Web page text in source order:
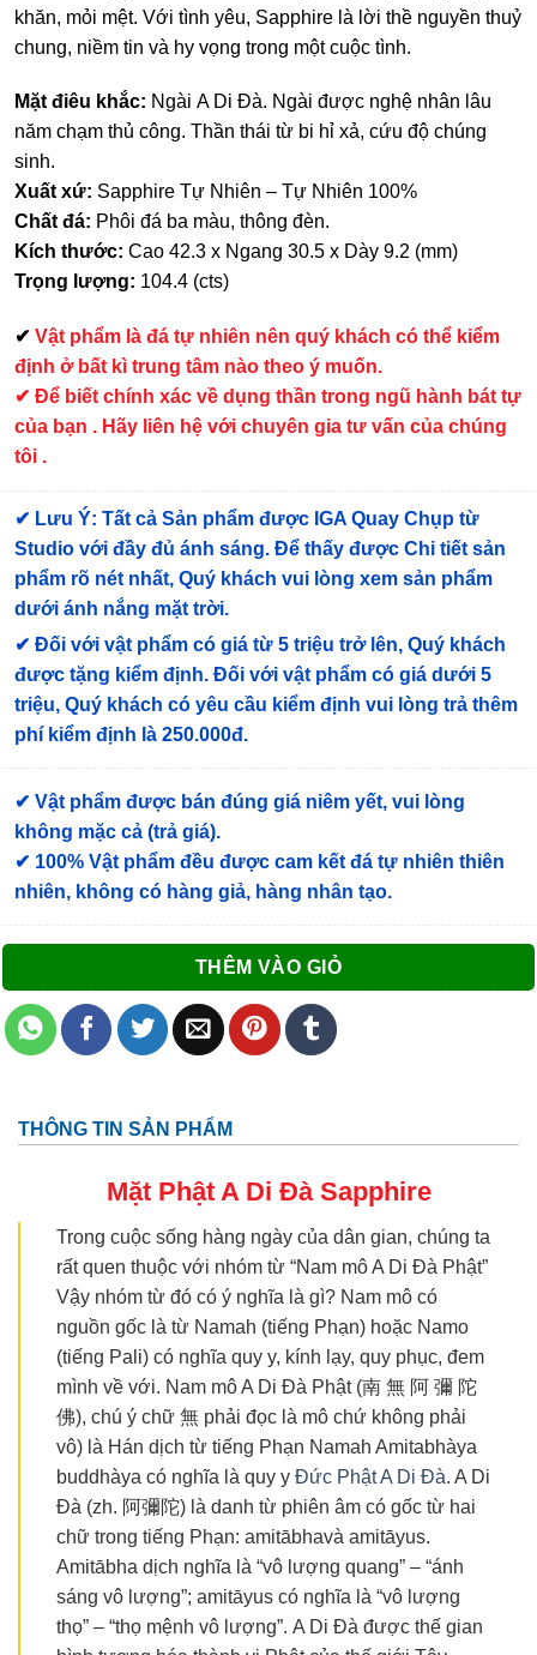
khăn, mỏi mệt. Với tình yêu, Sapphire là lời thề nguyền thuỷ
chung, niềm tin và hy vọng trong một cuộc tình.
Mặt điêu khắc: Ngài A Di Đà. Ngài được nghệ nhân lâu
năm chạm thủ công. Thần thái từ bi hỉ xả, cứu độ chúng
sinh.
Xuất xứ: Sapphire Tự Nhiên – Tự Nhiên 100%
Chất đá: Phôi đá ba màu, thông đèn.
Kích thước: Cao 42.3 x Ngang 30.5 x Dày 9.2 (mm)
Trọng lượng: 104.4 (cts)
✔ Vật phẩm là đá tự nhiên nên quý khách có thể kiểm
định ở bất kì trung tâm nào theo ý muốn.
✔ Để biết chính xác về dụng thần trong ngũ hành bát tự
của bạn . Hãy liên hệ với chuyên gia tư vấn của chúng
tôi .
✔ Lưu Ý: Tất cả Sản phẩm được IGA Quay Chụp từ
Studio với đầy đủ ánh sáng. Để thấy được Chi tiết sản
phẩm rõ nét nhất, Quý khách vui lòng xem sản phẩm
dưới ánh nắng mặt trời.
✔ Đối với vật phẩm có giá từ 5 triệu trở lên, Quý khách
được tặng kiểm định. Đối với vật phẩm có giá dưới 5
triệu, Quý khách có yêu cầu kiểm định vui lòng trả thêm
phí kiểm định là 250.000đ.
✔ Vật phẩm được bán đúng giá niêm yết, vui lòng
không mặc cả (trả giá).
✔ 100% Vật phẩm đều được cam kết đá tự nhiên thiên
nhiên, không có hàng giả, hàng nhân tạo.
THÊM VÀO GIỎ
THÔNG TIN SẢN PHẨM
Mặt Phật A Di Đà Sapphire
Trong cuộc sống hàng ngày của dân gian, chúng ta
rất quen thuộc với nhóm từ “Nam mô A Di Đà Phật”
Vậy nhóm từ đó có ý nghĩa là gì? Nam mô có
nguồn gốc là từ Namah (tiếng Phạn) hoặc Namo
(tiếng Pali) có nghĩa quy y, kính lạy, quy phục, đem
mình về với. Nam mô A Di Đà Phật (南 無 阿 彌 陀
佛), chú ý chữ 無 phải đọc là mô chứ không phải
vô) là Hán dịch từ tiếng Phạn Namah Amitabhàya
buddhàya có nghĩa là quy y Đức Phật A Di Đà. A Di
Đà (zh. 阿彌陀) là danh từ phiên âm có gốc từ hai
chữ trong tiếng Phạn: amitābhavà amitāyus.
Amitābha dịch nghĩa là “vô lượng quang” – “ánh
sáng vô lượng”; amitāyus có nghĩa là “vô lượng
thọ” – “thọ mệnh vô lượng”. A Di Đà được thế gian